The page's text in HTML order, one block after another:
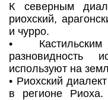
К северным
риохский,
и чурро.
•
разновидность
используют на
• Риохский
в регионе